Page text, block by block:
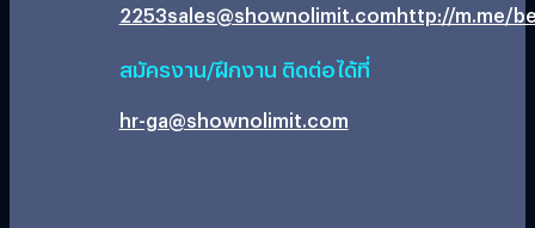
2253sales@shownolimit.comhttp://m.me/
สมัครงาน/ฝึกงาน ติดต่อได้ที่
hr-ga@shownolimit.com